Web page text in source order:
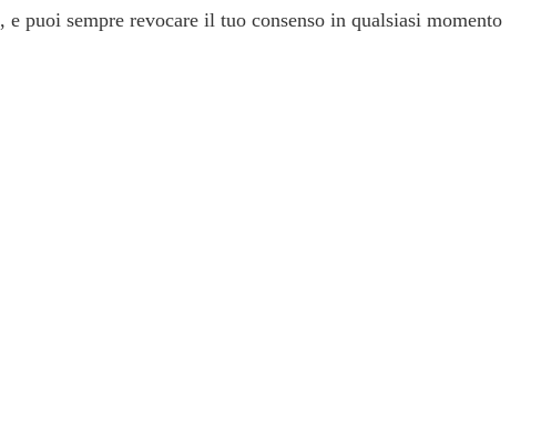
, e puoi sempre revocare il tuo consenso in qualsiasi momento